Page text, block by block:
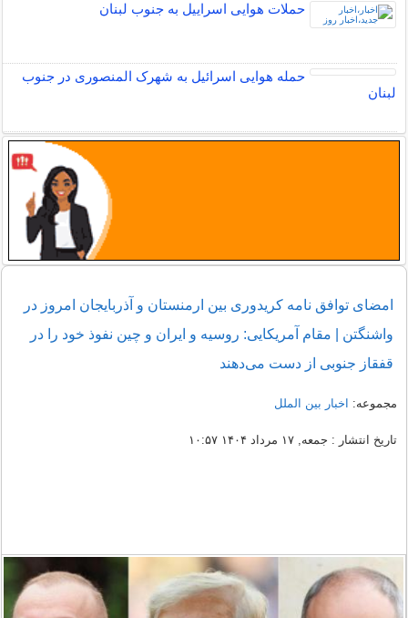
حملات هوایی اسراییل به جنوب لبنان
حمله هوایی اسرائیل به شهرک المنصوری در جنوب
لبنان
امضای توافق نامه کریدوری بین ارمنستان و آذربایجان امروز در
واشنگتن | مقام آمریکایی: روسیه و ایران و چین نفوذ خود را در
قفقاز جنوبی از دست می‌دهند
مجموعه: اخبار بین الملل
تاریخ انتشار : جمعه, ۱۷ مرداد ۱۴۰۴ ۱۰:۵۷